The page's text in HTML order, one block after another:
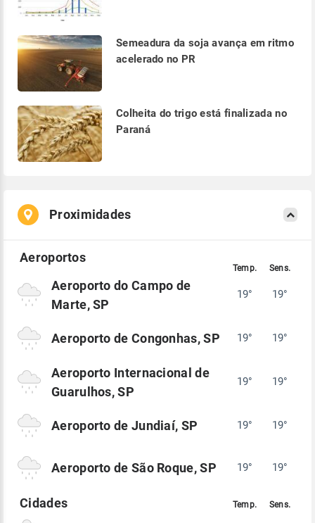
Semeadura da soja avança em ritmo
acelerado no PR
Colheita do trigo está finalizada no
Paraná
Proximidades
Aeroporto do Campo de
Marte, SP
19° 19°
Aeroporto de Congonhas, SP 19° 19°
Aeroporto Internacional de
Guarulhos, SP
19° 19°
Aeroporto de Jundiaí, SP 19° 19°
Aeroporto de São Roque, SP 19° 19°